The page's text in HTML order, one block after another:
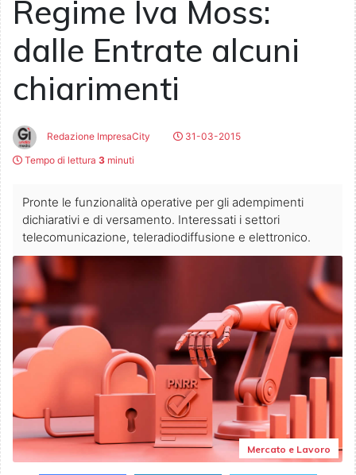
Regime Iva Moss:
dalle Entrate alcuni
chiarimenti
Redazione ImpresaCity
31-03-2015
Tempo di lettura 3 minuti
Pronte le funzionalità operative per gli adempimenti
dichiarativi e di versamento. Interessati i settori
telecomunicazione, teleradiodiffusione e elettronico.
Mercato e Lavoro